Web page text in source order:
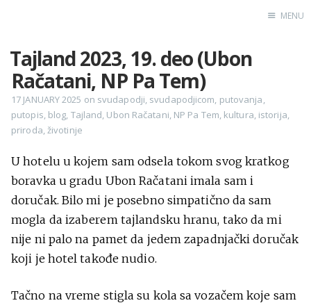
Instagram
MENU
Tajland 2023, 19. deo (Ubon
Račatani, NP Pa Tem)
17 JANUARY 2025 on svudapodji, svudapodjicom, putovanja,
putopis, blog, Tajland, Ubon Račatani, NP Pa Tem, kultura, istorija,
priroda,životinje
U hotelu u kojem sam odsela tokom svog kratkog
boravka u gradu Ubon Račatani imala sam i
doručak. Bilo mi je posebno simpatično da sam
mogla da izaberem tajlandsku hranu, tako da mi
nije ni palo na pamet da jedem zapadnjački doručak
koji je hotel takođe nudio.
Tačno na vreme stigla su kola sa vozačem koje sam